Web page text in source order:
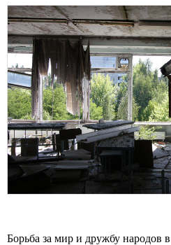
Борьба за мир и дружбу народов